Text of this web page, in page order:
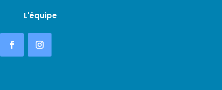
L'équipe